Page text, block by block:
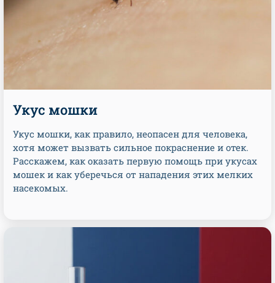
Укус мошки
Укус мошки, как правило, неопасен для человека,
хотя может вызвать сильное покраснение и отек.
Расскажем, как оказать первую помощь при укусах
мошек и как уберечься от нападения этих мелких
насекомых.